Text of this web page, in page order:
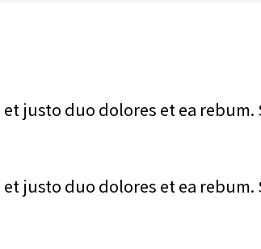
et justo duo dolores et ea
et justo duo dolores et ea